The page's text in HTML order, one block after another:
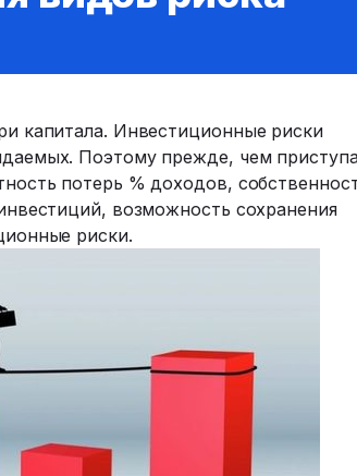
капитала. Инвестиционные риски
Поэтому прежде, чем
потерь % доходов,
возможность сохранения
риски.